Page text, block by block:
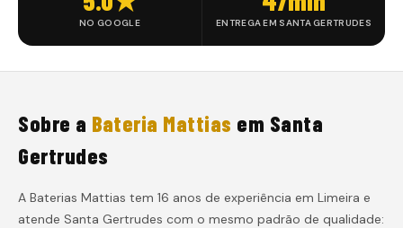
NO GOOGLE ENTREGA EM SANTA GERTRUDES
Sobre a Bateria Mattias em Santa
Gertrudes
A Baterias Mattias tem 16 anos de experiência em Limeira e
atende Santa Gertrudes com o mesmo padrão de qualidade: